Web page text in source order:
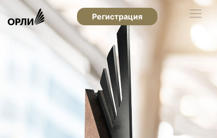
Регистрация